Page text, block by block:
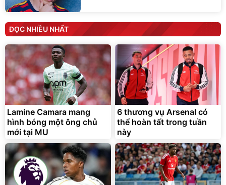
ĐỌC NHIỀU NHẤT
Lamine Camara mang
hình bóng một ông chủ
mới tại MU
6 thương vụ Arsenal có
thể hoàn tất trong tuần
này